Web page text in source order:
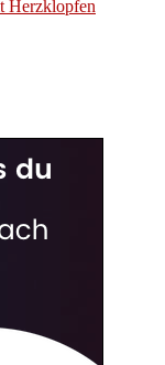
Herzklopfen